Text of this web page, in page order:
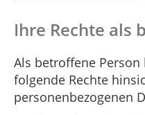
Ihre Rechte als
Als betroffene Person
folgende Rechte
personenbezogenen